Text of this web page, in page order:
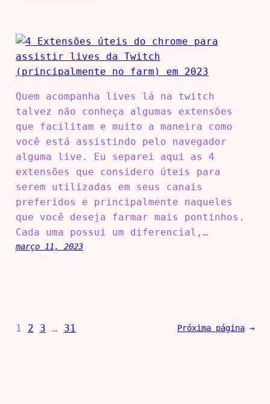
Quem acompanha lives lá na twitch
talvez não conheça algumas extensões
que facilitam e muito a maneira como
você está assistindo pelo navegador
alguma live. Eu separei aqui as 4
extensões que considero úteis para
serem utilizadas em seus canais
preferidos e principalmente naqueles
que você deseja farmar mais pontinhos.
Cada uma possui um diferencial,…
março 11, 2023
1 2 3 … 31 Próxima página →